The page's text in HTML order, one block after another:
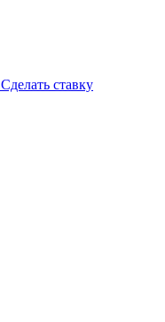
Сделать ставку